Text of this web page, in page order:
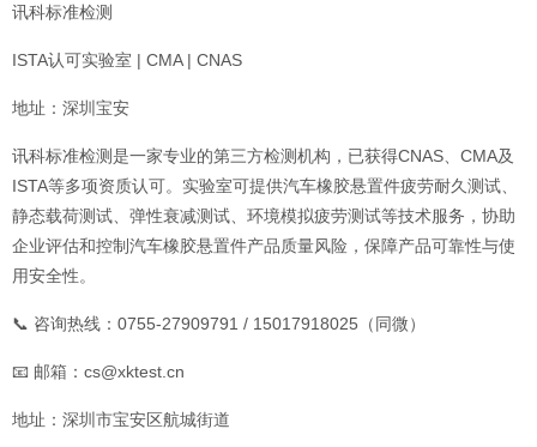
讯科标准检测
ISTA认可实验室 | CMA | CNAS
地址：深圳宝安
讯科标准检测是一家专业的第三方检测机构，已获得CNAS、CMA及
ISTA等多项资质认可。实验室可提供汽车橡胶悬置件疲劳耐久测试、
静态载荷测试、弹性衰减测试、环境模拟疲劳测试等技术服务，协助
企业评估和控制汽车橡胶悬置件产品质量风险，保障产品可靠性与使
用安全性。
📞 咨询热线：0755-27909791 / 15017918025（同微）
📧 邮箱：cs@xktest.cn
地址：深圳市宝安区航城街道